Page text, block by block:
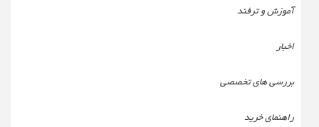
آموزش و ترفند
اخبار
بررسی های تخصصی
راهنمای خرید